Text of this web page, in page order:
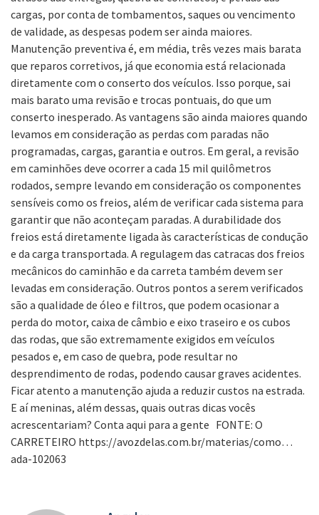
cargas, por conta de tombamentos, saques ou vencimento
de validade, as despesas podem ser ainda maiores.
Manutenção preventiva é, em média, três vezes mais barata
que reparos corretivos, já que economia está relacionada
diretamente com o conserto dos veículos. Isso porque, sai
mais barato uma revisão e trocas pontuais, do que um
conserto inesperado. As vantagens são ainda maiores quando
levamos em consideração as perdas com paradas não
programadas, cargas, garantia e outros. Em geral, a revisão
em caminhões deve ocorrer a cada 15 mil quilômetros
rodados, sempre levando em consideração os componentes
sensíveis como os freios, além de verificar cada sistema para
garantir que não aconteçam paradas. A durabilidade dos
freios está diretamente ligada às características de condução
e da carga transportada. A regulagem das catracas dos freios
mecânicos do caminhão e da carreta também devem ser
levadas em consideração. Outros pontos a serem verificados
são a qualidade de óleo e filtros, que podem ocasionar a
perda do motor, caixa de câmbio e eixo traseiro e os cubos
das rodas, que são extremamente exigidos em veículos
pesados e, em caso de quebra, pode resultar no
desprendimento de rodas, podendo causar graves acidentes.
Ficar atento a manutenção ajuda a reduzir custos na estrada.
E aí meninas, além dessas, quais outras dicas vocês
acrescentariam? Conta aqui para a gente FONTE: O
CARRETEIRO https://avozdelas.com.br/materias/como…
ada-102063